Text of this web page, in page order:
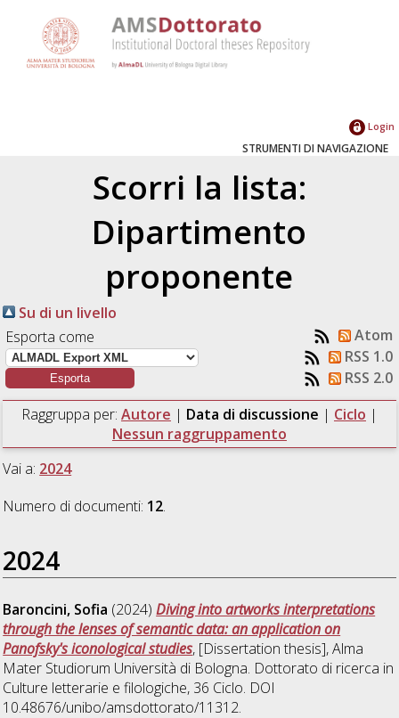
Login
STRUMENTI DI NAVIGAZIONE
Scorri la lista:
Dipartimento
proponente
Su di un livello
Esporta come
Atom
RSS 1.0
RSS 2.0
Raggruppa per: Autore | Data di discussione | Ciclo |
Nessun raggruppamento
Vai a: 2024
Numero di documenti: 12.
2024
Baroncini, Sofia (2024)Diving into artworks interpretations
through the lenses of semantic data: an application on
Panofsky's iconological studies, [Dissertation thesis], Alma
Mater Studiorum Università di Bologna. Dottorato di ricerca in
Culture letterarie e filologiche, 36 Ciclo. DOI
10.48676/unibo/amsdottorato/11312.